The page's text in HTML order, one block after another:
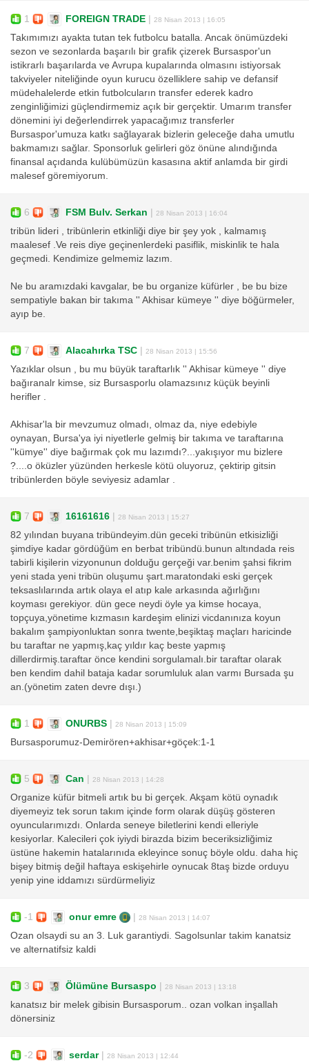
1 FOREIGN TRADE | 28 Nisan 2013 | 16:05
Takımımızı ayakta tutan tek futbolcu batalla. Ancak önümüzdeki
sezon ve sezonlarda başarılı bir grafik çizerek Bursaspor'un
istikrarlı başarılarda ve Avrupa kupalarında olmasını istiyorsak
takviyeler niteliğinde oyun kurucu özelliklere sahip ve defansif
müdehalelerde etkin futbolcuların transfer ederek kadro
zenginliğimizi güçlendirmemiz açık bir gerçektir. Umarım transfer
dönemini iyi değerlendirrek yapacağımız transferler
Bursaspor'umuza katkı sağlayarak bizlerin geleceğe daha umutlu
bakmamızı sağlar. Sponsorluk gelirleri göz önüne alındığında
finansal açıdanda kulübümüzün kasasına aktif anlamda bir girdi
malesef göremiyorum.
6 FSM Bulv. Serkan | 28 Nisan 2013 | 16:04
tribün lideri , tribünlerin etkinliği diye bir şey yok , kalmamış
maalesef .Ve reis diye geçinenlerdeki pasiflik, miskinlik te hala
geçmedi. Kendimize gelmemiz lazım.
Ne bu aramızdaki kavgalar, be bu organize küfürler , be bu bize
sempatiyle bakan bir takıma '' Akhisar kümeye '' diye böğürmeler,
ayıp be.
7 Alacahırka TSC | 28 Nisan 2013 | 15:56
Yazıklar olsun , bu mu büyük taraftarlık '' Akhisar kümeye '' diye
bağıranalr kimse, siz Bursasporlu olamazsınız küçük beyinli
herifler .
Akhisar'la bir mevzumuz olmadı, olmaz da, niye edebiyle
oynayan, Bursa'ya iyi niyetlerle gelmiş bir takıma ve taraftarına
''kümye'' diye bağırmak çok mu lazımdı?...yakışıyor mu bizlere
?....o öküzler yüzünden herkesle kötü oluyoruz, çektirip gitsin
tribünlerden böyle seviyesiz adamlar .
7 16161616 | 28 Nisan 2013 | 15:27
82 yılından buyana tribündeyim.dün geceki tribünün etkisizliği
şimdiye kadar gördüğüm en berbat tribündü.bunun altındada reis
tabirli kişilerin vizyonunun dolduğu gerçeği var.benim şahsi fikrim
yeni stada yeni tribün oluşumu şart.maratondaki eski gerçek
teksaslılarında artık olaya el atıp kale arkasında ağırlığını
koyması gerekiyor. dün gece neydi öyle ya kimse hocaya,
topçuya,yönetime kızmasın kardeşim elinizi vicdanınıza koyun
bakalım şampiyonluktan sonra twente,beşiktaş maçları haricinde
bu taraftar ne yapmış,kaç yıldır kaç beste yapmış
dillerdirmiş.taraftar önce kendini sorgulamalı.bir taraftar olarak
ben kendim dahil bataja kadar sorumluluk alan varmı Bursada şu
an.(yönetim zaten devre dışı.)
1 ONURBS | 28 Nisan 2013 | 15:09
Bursasporumuz-Demirören+akhisar+göçek:1-1
5 Can | 28 Nisan 2013 | 14:28
Organize küfür bitmeli artık bu bi gerçek. Akşam kötü oynadık
diyemeyiz tek sorun takım içinde form olarak düşüş gösteren
oyuncularımızdı. Onlarda seneye biletlerini kendi elleriyle
kesiyorlar. Kalecileri çok iyiydi birazda bizim beceriksizliğimiz
üstüne hakemin hatalarınıda ekleyince sonuç böyle oldu. daha hiç
bişey bitmiş değil haftaya eskişehirle oynucak 8taş bizde orduyu
yenip yine iddamızı sürdürmeliyiz
-1 onur emre | 28 Nisan 2013 | 14:07
Ozan olsaydi su an 3. Luk garantiydi. Sagolsunlar takim kanatsiz
ve alternatifsiz kaldi
3 Ölümüne Bursaspo | 28 Nisan 2013 | 13:18
kanatsız bir melek gibisin Bursasporum.. ozan volkan inşallah
dönersiniz
-2 serdar| 28 Nisan 2013 | 12:44